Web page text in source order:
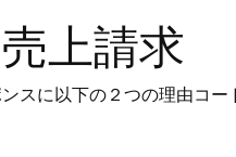
上請求
スに以下の２つの理由コー